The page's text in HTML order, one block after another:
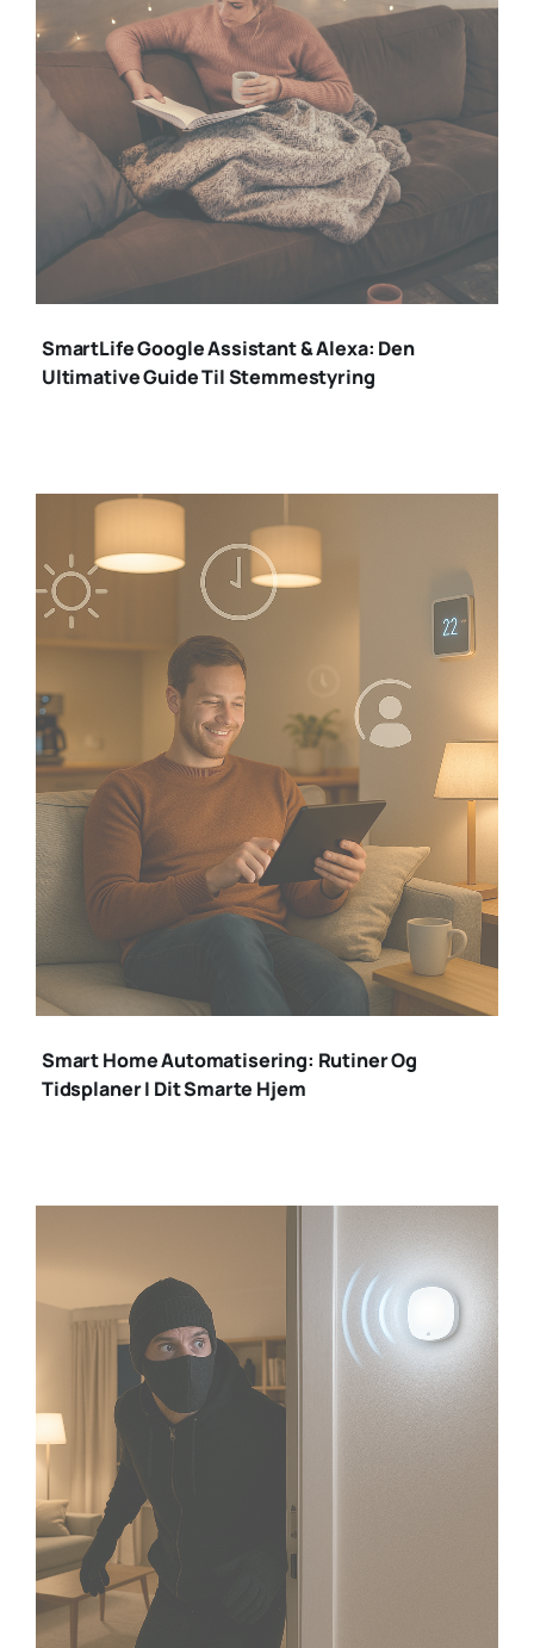
google assistant
smartlife
SmartLife Google Assistant & Alexa: Den
Ultimative Guide Til Stemmestyring
smart home
automatisering
Smart Home Automatisering: Rutiner Og
Tidsplaner I Dit Smarte Hjem